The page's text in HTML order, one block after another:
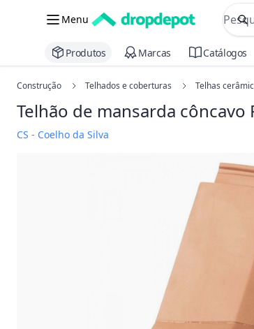
Menu
Produtos Marcas Catálogos
Construção Telhados e coberturas Telhas
Telhão de mansarda côncavo
CS - Coelho da Silva